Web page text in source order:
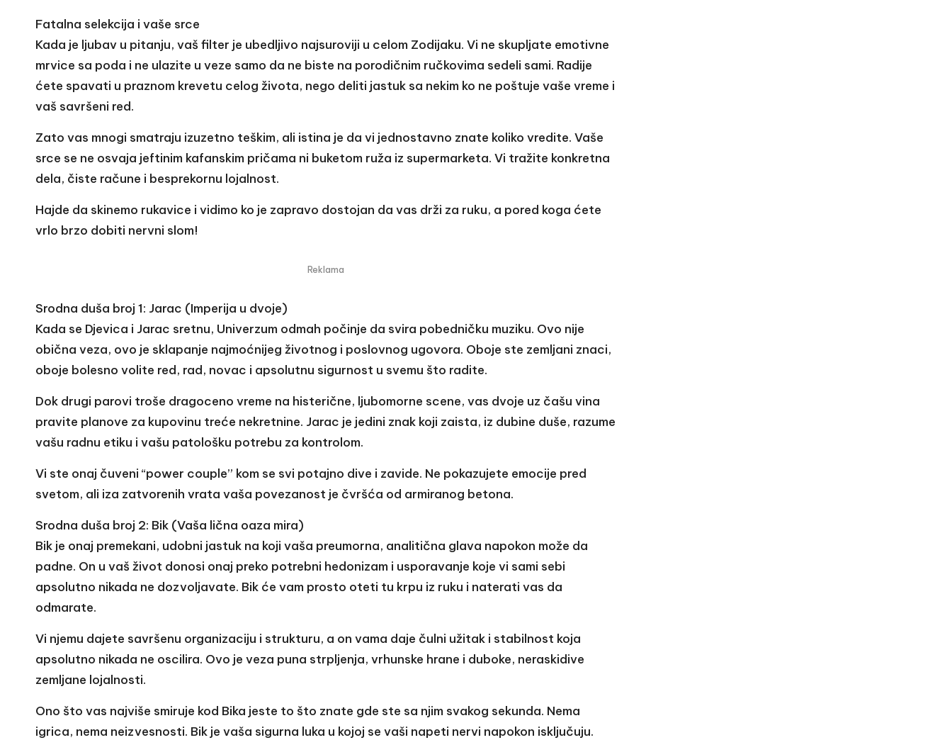
Fatalna selekcija i vaše srce
Kada je ljubav u pitanju, vaš filter je ubedljivo najsuroviji u celom Zodijaku. Vi ne skupljate emotivne
mrvice sa poda i ne ulazite u veze samo da ne biste na porodičnim ručkovima sedeli sami. Radije
ćete spavati u praznom krevetu celog života, nego deliti jastuk sa nekim ko ne poštuje vaše vreme i
vaš savršeni red.
Zato vas mnogi smatraju izuzetno teškim, ali istina je da vi jednostavno znate koliko vredite. Vaše
srce se ne osvaja jeftinim kafanskim pričama ni buketom ruža iz supermarketa. Vi tražite konkretna
dela, čiste račune i besprekornu lojalnost.
Hajde da skinemo rukavice i vidimo ko je zapravo dostojan da vas drži za ruku, a pored koga ćete
vrlo brzo dobiti nervni slom!
Reklama
Srodna duša broj 1: Jarac (Imperija u dvoje)
Kada se Djevica i Jarac sretnu, Univerzum odmah počinje da svira pobedničku muziku. Ovo nije
obična veza, ovo je sklapanje najmoćnijeg životnog i poslovnog ugovora. Oboje ste zemljani znaci,
oboje bolesno volite red, rad, novac i apsolutnu sigurnost u svemu što radite.
Dok drugi parovi troše dragoceno vreme na histerične, ljubomorne scene, vas dvoje uz čašu vina
pravite planove za kupovinu treće nekretnine. Jarac je jedini znak koji zaista, iz dubine duše, razume
vašu radnu etiku i vašu patološku potrebu za kontrolom.
Vi ste onaj čuveni “power couple” kom se svi potajno dive i zavide. Ne pokazujete emocije pred
svetom, ali iza zatvorenih vrata vaša povezanost je čvršća od armiranog betona.
Srodna duša broj 2: Bik (Vaša lična oaza mira)
Bik je onaj premekani, udobni jastuk na koji vaša preumorna, analitična glava napokon može da
padne. On u vaš život donosi onaj preko potrebni hedonizam i usporavanje koje vi sami sebi
apsolutno nikada ne dozvoljavate. Bik će vam prosto oteti tu krpu iz ruku i naterati vas da
odmarate.
Vi njemu dajete savršenu organizaciju i strukturu, a on vama daje čulni užitak i stabilnost koja
apsolutno nikada ne oscilira. Ovo je veza puna strpljenja, vrhunske hrane i duboke, neraskidive
zemljane lojalnosti.
Ono što vas najviše smiruje kod Bika jeste to što znate gde ste sa njim svakog sekunda. Nema
igrica, nema neizvesnosti. Bik je vaša sigurna luka u kojoj se vaši napeti nervi napokon isključuju.